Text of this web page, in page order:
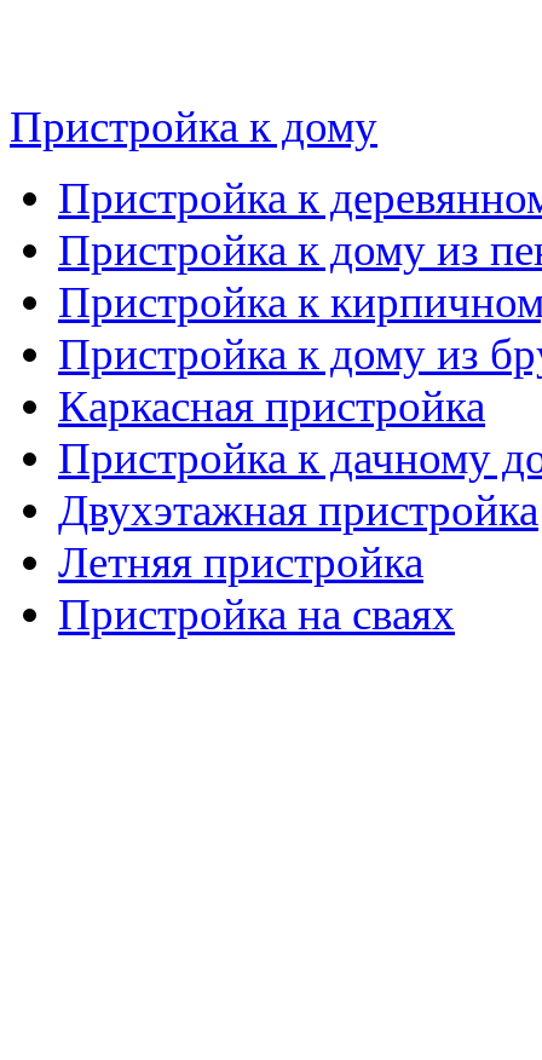
Пристройка к дому
Пристройка к
Пристройка к дому из
Пристройка к
Пристройка к дому из
Каркасная пристройка
Пристройка к дачному
Двухэтажная пристройка
Летняя пристройка
Пристройка на сваях